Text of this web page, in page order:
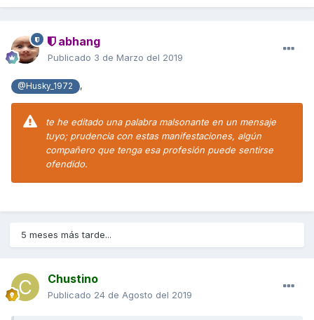
abhang
Publicado 3 de Marzo del 2019
@Husky_1972 ,
te he editado una palabra malsonante en un mensaje
tuyo; prudencia con estas manifestaciones, algún
compañero que tenga esa profesión puede sentirse
ofendido.
5 meses más tarde...
Chustino
Publicado 24 de Agosto del 2019